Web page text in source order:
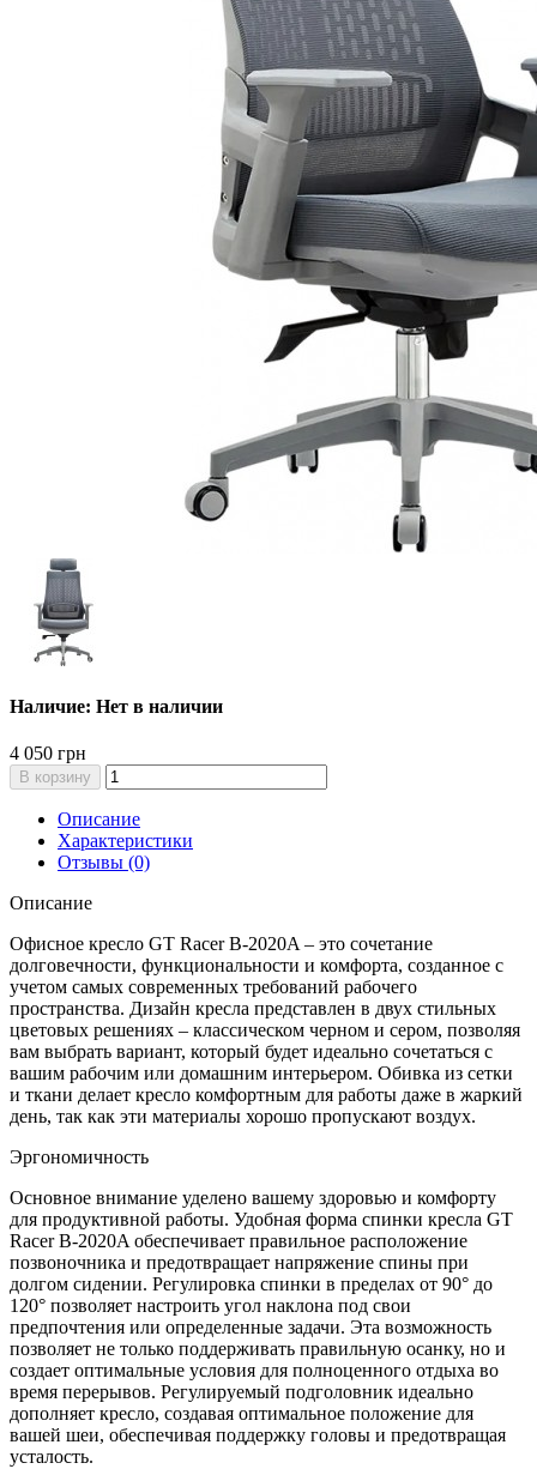
Наличие: Нет в наличии
4 050 грн
В корзину
Описание
Характеристики
Отзывы (0)
Описание
Офисное кресло GT Racer B-2020A – это сочетание
долговечности, функциональности и комфорта, созданное с
учетом самых современных требований рабочего
пространства. Дизайн кресла представлен в двух стильных
цветовых решениях – классическом черном и сером, позволяя
вам выбрать вариант, который будет идеально сочетаться с
вашим рабочим или домашним интерьером. Обивка из сетки
и ткани делает кресло комфортным для работы даже в жаркий
день, так как эти материалы хорошо пропускают воздух.
Эргономичность
Основное внимание уделено вашему здоровью и комфорту
для продуктивной работы. Удобная форма спинки кресла GT
Racer B-2020A обеспечивает правильное расположение
позвоночника и предотвращает напряжение спины при
долгом сидении. Регулировка спинки в пределах от 90° до
120° позволяет настроить угол наклона под свои
предпочтения или определенные задачи. Эта возможность
позволяет не только поддерживать правильную осанку, но и
создает оптимальные условия для полноценного отдыха во
время перерывов. Регулируемый подголовник идеально
дополняет кресло, создавая оптимальное положение для
вашей шеи, обеспечивая поддержку головы и предотвращая
усталость.